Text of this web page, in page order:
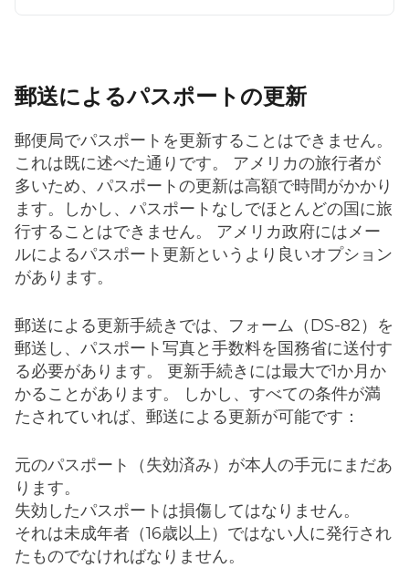
郵送によるパスポートの更新
郵便局でパスポートを更新することはできません。
これは既に述べた通りです。 アメリカの旅行者が
多いため、パスポートの更新は高額で時間がかかり
ます。しかし、パスポートなしでほとんどの国に旅
行することはできません。 アメリカ政府にはメー
ルによるパスポート更新というより良いオプション
があります。
郵送による更新手続きでは、フォーム（DS-82）を
郵送し、パスポート写真と手数料を国務省に送付す
る必要があります。 更新手続きには最大で1か月か
かることがあります。 しかし、すべての条件が満
たされていれば、郵送による更新が可能です：
元のパスポート（失効済み）が本人の手元にまだあ
ります。
失効したパスポートは損傷してはなりません。
それは未成年者（16歳以上）ではない人に発行され
たものでなければなりません。